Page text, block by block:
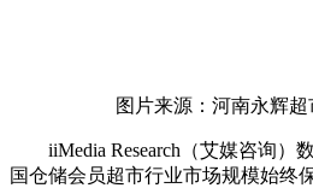
图片来源：河南永辉
iiMedia Research（艾媒咨询）数
国仓储会员超市行业市场规模始终